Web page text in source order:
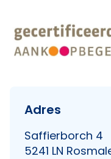
Adres
Saffierborch 4
5241 LN